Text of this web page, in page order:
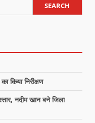
SEARCH
किया निरीक्षण
नदीम खान बने जिला